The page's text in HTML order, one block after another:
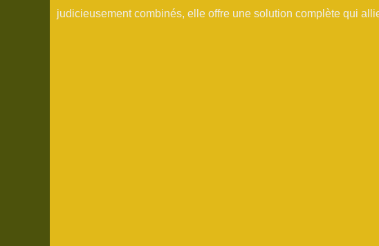
judicieusement combinés, elle offre une solution complète qui